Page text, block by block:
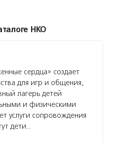
НКО
сердца» создает
для игр и общения,
лагерь детей
и физическими
услуги сопровождения
дети…